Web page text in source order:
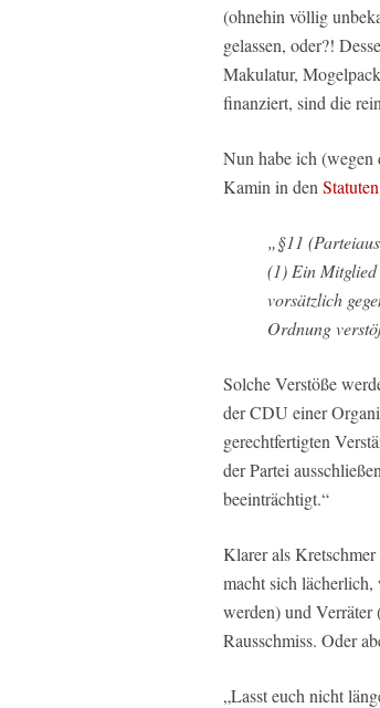
(ohnehin völlig
gelassen, oder?!
Makulatur,
finanziert, sind die
Nun habe ich
Kamin in den
„§11
(1) Ein Mitglied
vorsätzlich
Ordnung
Solche Verstöße
der CDU einer
gerechtfertigten
der Partei
beeinträchtigt.“
Klarer als Kretschmer
macht sich
werden) und Verräter
Rausschmiss. Oder
„Lasst euch nicht